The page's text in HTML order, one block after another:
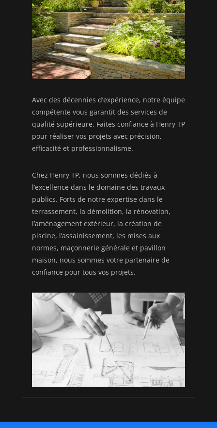
Avec des décennies d’expérience, notre équipe
compétente vous garantit des services de
qualité supérieure. Faites confiance à Henry TP
pour réaliser vos projets avec précision,
efficacité et professionnalisme.
Chez Henry TP, nous sommes dédiés à
l’excellence dans le domaine des travaux
publics. Forts de notre expertise dans le
terrassement, la démolition, la rénovation,
l’aménagement extérieur, la création de
piscine, l’assainissement, les mises aux
normes, maçonnerie générale et pavillon
maison, nous sommes votre partenaire de
confiance pour tous vos projets.